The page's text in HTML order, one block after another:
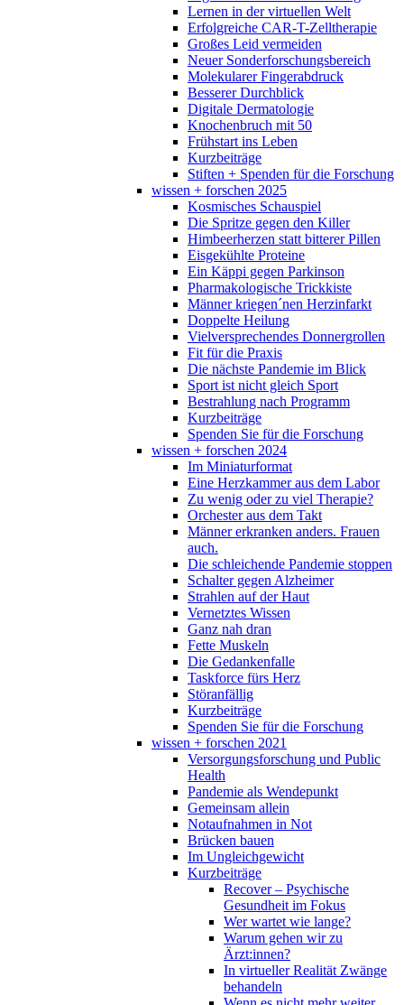
Lernen in der virtuellen Welt
Erfolgreiche CAR-T-Zelltherapie
Großes Leid vermeiden
Neuer Sonderforschungsbereich
Molekularer Fingerabdruck
Besserer Durchblick
Digitale Dermatologie
Knochenbruch mit 50
Frühstart ins Leben
Kurzbeiträge
Stiften + Spenden für die Forschung
wissen + forschen 2025
Kosmisches Schauspiel
Die Spritze gegen den Killer
Himbeerherzen statt bitterer Pillen
Eisgekühlte Proteine
Ein Käppi gegen Parkinson
Pharmakologische Trickkiste
Männer kriegen´nen Herzinfarkt
Doppelte Heilung
Vielversprechendes Donnergrollen
Fit für die Praxis
Die nächste Pandemie im Blick
Sport ist nicht gleich Sport
Bestrahlung nach Programm
Kurzbeiträge
Spenden Sie für die Forschung
wissen + forschen 2024
Im Miniaturformat
Eine Herzkammer aus dem Labor
Zu wenig oder zu viel Therapie?
Orchester aus dem Takt
Männer erkranken anders. Frauen
auch.
Die schleichende Pandemie stoppen
Schalter gegen Alzheimer
Strahlen auf der Haut
Vernetztes Wissen
Ganz nah dran
Fette Muskeln
Die Gedankenfalle
Taskforce fürs Herz
Störanfällig
Kurzbeiträge
Spenden Sie für die Forschung
wissen + forschen 2021
Versorgungsforschung und Public
Health
Pandemie als Wendepunkt
Gemeinsam allein
Notaufnahmen in Not
Brücken bauen
Im Ungleichgewicht
Kurzbeiträge
Recover – Psychische
Gesundheit im Fokus
Wer wartet wie lange?
Warum gehen wir zu
Ärzt:innen?
In virtueller Realität Zwänge
behandeln